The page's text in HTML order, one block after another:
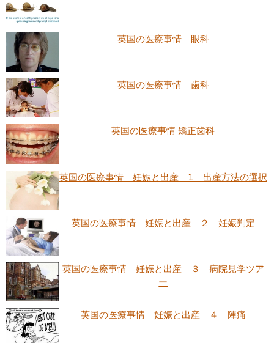
英国の医療事情 眼科
英国の医療事情 歯科
英国の医療事情 矯正歯科
英国の医療事情 妊娠と出産 1 出産方法の選択
英国の医療事情 妊娠と出産 ２ 妊娠判定
英国の医療事情 妊娠と出産 ３ 病院見学ツア
ー
英国の医療事情 妊娠と出産 ４ 陣痛